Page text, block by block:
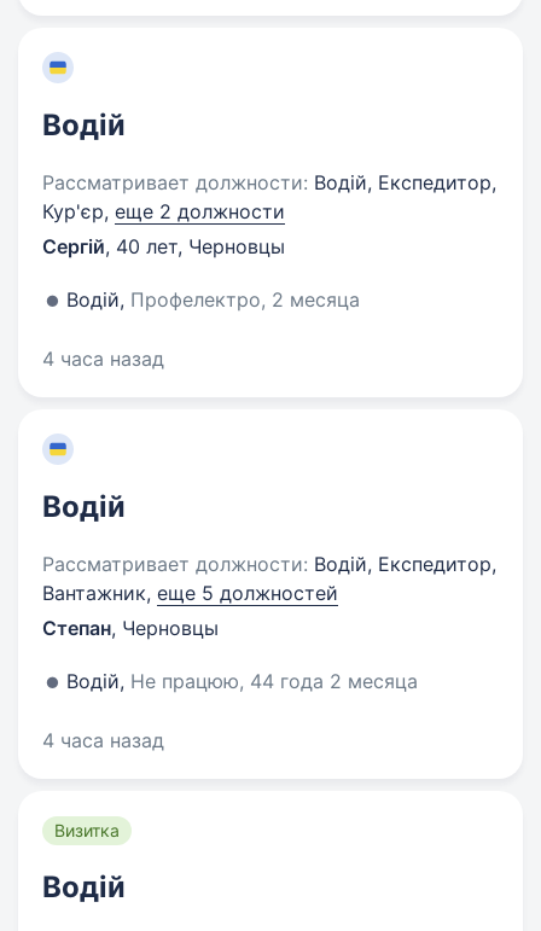
Водій
Рассматривает должности: Водій, Експедитор,
Кур'єр, еще 2 должности
Сергій, 40 лет, Черновцы
Водій, Профелектро, 2 месяца
4 часа назад
Водій
Рассматривает должности: Водій, Експедитор,
Вантажник, еще 5 должностей
Степан, Черновцы
Водій, Не працюю, 44 года 2 месяца
4 часа назад
Визитка
Водій